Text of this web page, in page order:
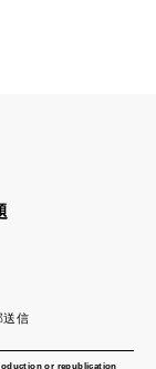
or republication
送信